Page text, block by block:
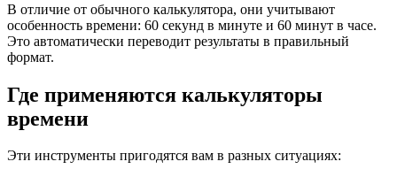
В отличие от обычного калькулятора, они учитывают
особенность времени: 60 секунд в минуте и 60 минут в часе.
Это автоматически переводит результаты в правильный
формат.
Где применяются калькуляторы
времени
Эти инструменты пригодятся вам в разных ситуациях: